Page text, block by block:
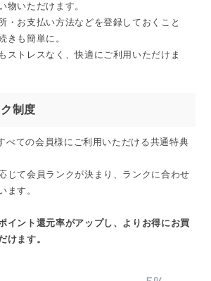
物いただけます。
・お支払い方法などを登録しておくこと
きも簡単に。
ストレスなく、快適にご利用いただけま
制度
べての会員様にご利用いただける共通特典
じて会員ランクが決まり、ランクに合わせ
ます。
イント還元率がアップし、よりお得にお買
けます。